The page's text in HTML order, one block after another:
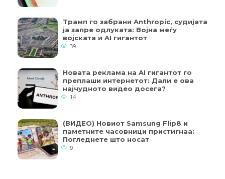
Трамп го забрани Anthropic, судијата
ја запре одлуката: Војна меѓу
војската и AI гигантот
39
Новата реклама на AI гигантот го
преплаши интернетот: Дали е ова
најчудното видео досега?
14
(ВИДЕО) Новиот Samsung Flip8 и
паметните часовници пристигнаа:
Погледнете што носат
9